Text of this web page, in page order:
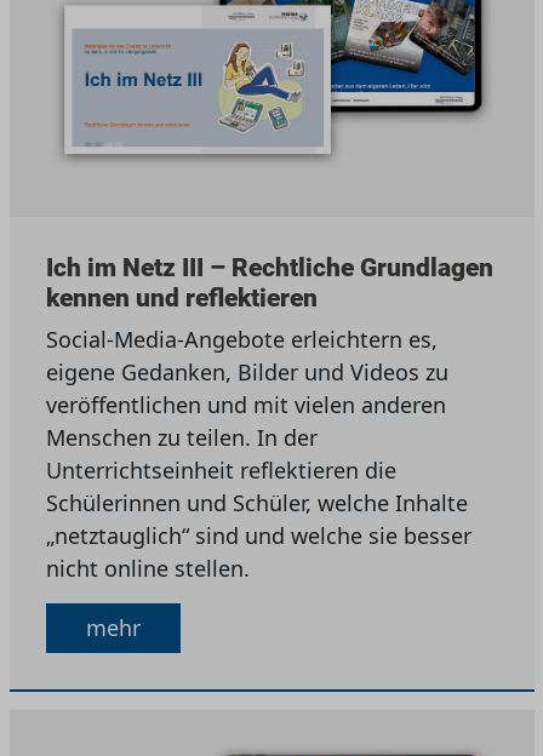
Ich im Netz III – Rechtliche Grundlagen
kennen und reflektieren
Social-Media-Angebote erleichtern es,
eigene Gedanken, Bilder und Videos zu
veröffentlichen und mit vielen anderen
Menschen zu teilen. In der
Unterrichtseinheit reflektieren die
Schülerinnen und Schüler, welche Inhalte
„netztauglich“ sind und welche sie besser
nicht online stellen.
mehr